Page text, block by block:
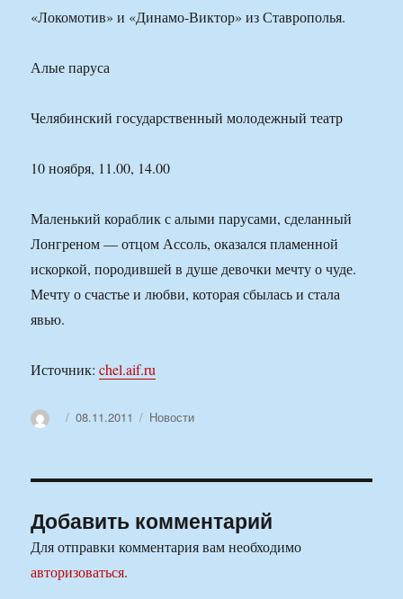
«Локомотив» и «Динамо-Виктор» из Ставрополья.
Алые паруса
Челябинский государственный молодежный театр
10 ноября, 11.00, 14.00
Маленький кораблик с алыми парусами, сделанный
Лонгреном — отцом Ассоль, оказался пламенной
искоркой, породившей в душе девочки мечту о чуде.
Мечту о счастье и любви, которая сбылась и стала
явью.
Источник:chel.aif.ru
АвторОпубликовано
08.11.2011 Рубрики
Новости
Добавить комментарий
Для отправки комментария вам необходимо
авторизоваться.